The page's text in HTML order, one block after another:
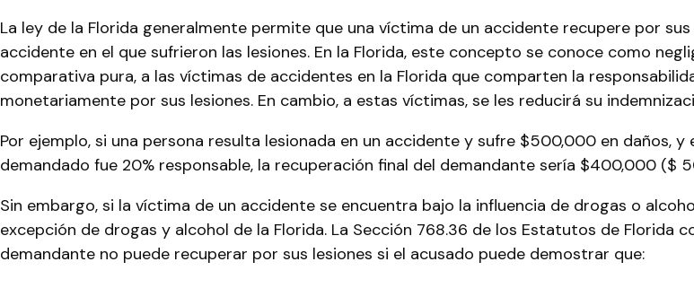
Víctimas
Intoxicadas
La ley de la Florida generalmente permite que una víctima de un accidente recupere por
accidente en el que sufrieron las lesiones. En la Florida, este concepto se conoce como
comparativa pura, a las víctimas de accidentes en la Florida que comparten la
monetariamente por sus lesiones. En cambio, a estas víctimas, se les reducirá su
Por ejemplo, si una persona resulta lesionada en un accidente y sufre $500,000 en daños,
demandado fue 20% responsable, la recuperación final del demandante sería $400,000 ($
Sin embargo, si la víctima de un accidente se encuentra bajo la influencia de drogas o
excepción de drogas y alcohol de la Florida. La Sección 768.36 de los Estatutos de Florida
demandante no puede recuperar por sus lesiones si el acusado puede demostrar que: